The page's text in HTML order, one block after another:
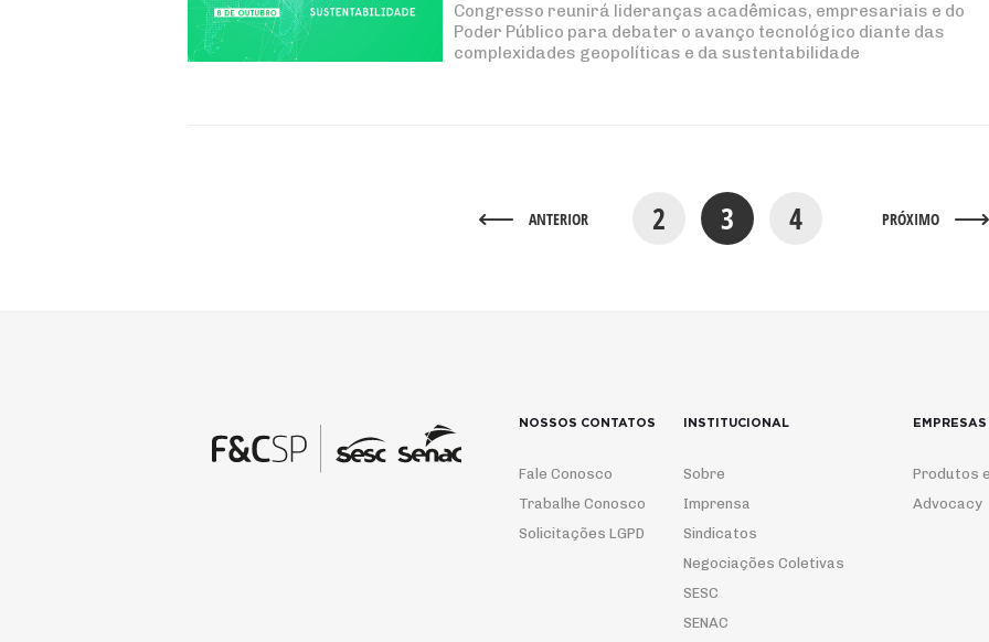
Congresso reunirá lideranças acadêmicas, empresariais e do
Poder Público para debater o avanço tecnológico diante das
complexidades geopolíticas e da sustentabilidade
ANTERIOR 2 3 4 PRÓXIMO
NOSSOS CONTATOS
Fale Conosco
Trabalhe Conosco
Solicitações LGPD
INSTITUCIONAL
Sobre
Imprensa
Sindicatos
Negociações Coletivas
SESC
SENAC
EMPRESAS
Produtos
Advocacy